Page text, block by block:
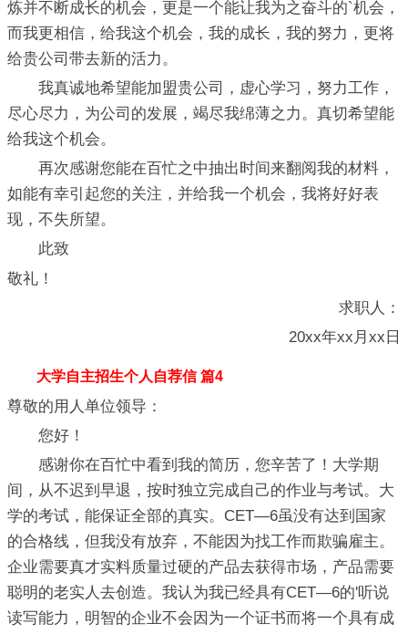
炼并不断成长的机会，更是一个能让我为之奋斗的`机会，
而我更相信，给我这个机会，我的成长，我的努力，更将
给贵公司带去新的活力。
我真诚地希望能加盟贵公司，虚心学习，努力工作，
尽心尽力，为公司的发展，竭尽我绵薄之力。真切希望能
给我这个机会。
再次感谢您能在百忙之中抽出时间来翻阅我的材料，
如能有幸引起您的关注，并给我一个机会，我将好好表
现，不失所望。
此致
敬礼！
求职人：
20xx年xx月xx日
大学自主招生个人自荐信 篇4
尊敬的用人单位领导：
您好！
感谢你在百忙中看到我的简历，您辛苦了！大学期
间，从不迟到早退，按时独立完成自己的作业与考试。大
学的考试，能保证全部的真实。CET—6虽没有达到国家
的合格线，但我没有放弃，不能因为找工作而欺骗雇主。
企业需要真才实料质量过硬的产品去获得市场，产品需要
聪明的老实人去创造。我认为我已经具有CET—6的'听说
读写能力，明智的企业不会因为一个证书而将一个具有成